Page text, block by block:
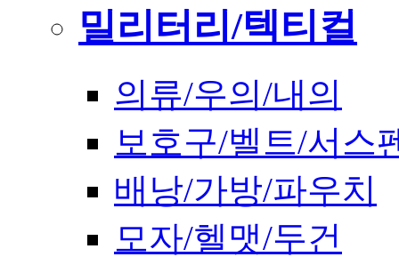
밀리터리/텍티컬
의류/우의/내의
보호구/벨트/서스
배낭/가방/파우치
모자/헬맷/두건